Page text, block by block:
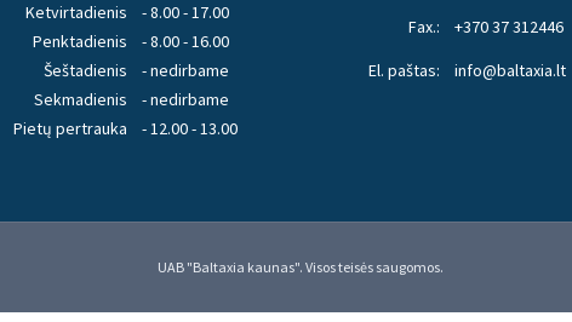
Ketvirtadienis
Penktadienis
Šeštadienis
Sekmadienis
Pietų pertrauka
- 8.00 - 17.00
- 8.00 - 16.00
- nedirbame
- nedirbame
- 12.00 - 13.00
Fax.:
+370 37 312446
El. paštas:
info@baltaxia.lt
UAB "Baltaxia kaunas". Visos teisės saugomos.